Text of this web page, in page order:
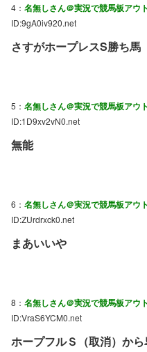
4： 名無しさん＠実況で競馬板アウト
ID:9gA0iv920.net
さすがホープレスS勝ち馬
5： 名無しさん＠実況で競馬板アウト
ID:1D9xv2vN0.net
無能
6： 名無しさん＠実況で競馬板アウト
ID:ZUrdrxck0.net
まあいいや
8： 名無しさん＠実況で競馬板アウト
ID:VraS6YCM0.net
ホープフルＳ（取消）か